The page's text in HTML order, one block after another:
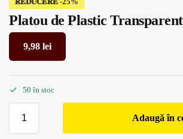
Platou de Plastic
9,98 lei
50 în stoc
Adaugă în